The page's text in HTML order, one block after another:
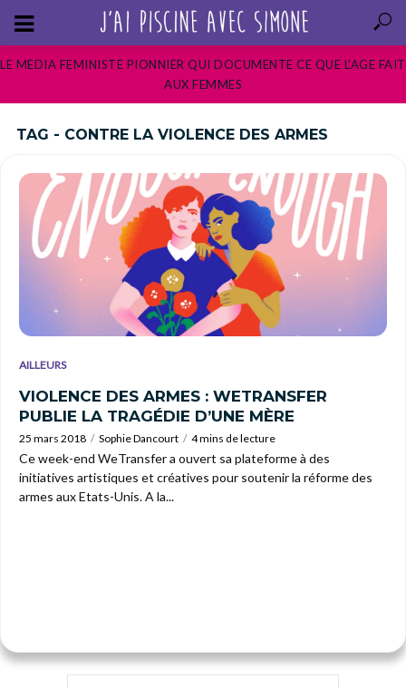
LE MEDIA FEMINISTE PIONNIER QUI DOCUMENTE CE QUE L’AGE FAIT
AUX FEMMES
TAG - CONTRE LA VIOLENCE DES ARMES
AILLEURS
VIOLENCE DES ARMES : WETRANSFER
PUBLIE LA TRAGÉDIE D’UNE MÈRE
25 mars 2018 Sophie Dancourt 4 mins de lecture
Ce week-end WeTransfer a ouvert sa plateforme à des
initiatives artistiques et créatives pour soutenir la réforme des
armes aux Etats-Unis. A la...